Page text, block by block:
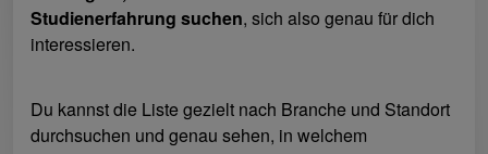
Studienerfahrung suchen, sich also genau für dich
interessieren.
Du kannst die Liste gezielt nach Branche und Standort
durchsuchen und genau sehen, in welchem